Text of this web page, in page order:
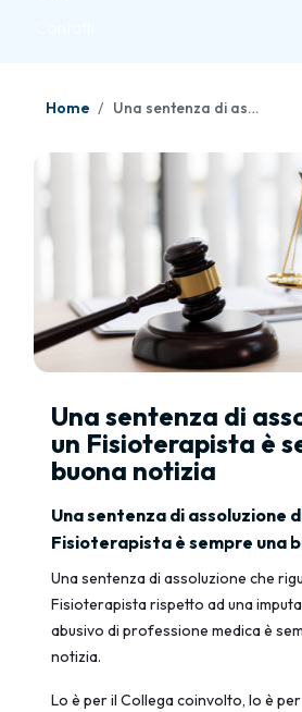
Home Una sentenza di assoluzione di un Fisioterapista è sempre una buona notizia
Una sentenza di
un Fisioterapista è
buona notizia
Una sentenza di assoluzione
Fisioterapista è sempre una
Una sentenza di assoluzione che
Fisioterapista rispetto ad una
abusivo di professione medica è
notizia.
Lo è per il Collega coinvolto, lo è